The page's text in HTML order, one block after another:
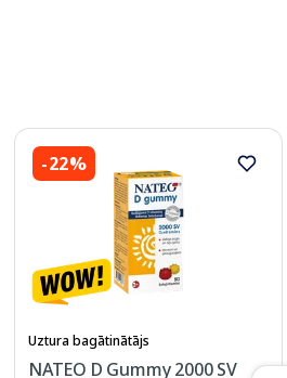
-22%
Uztura bagātinātājs
NATEO D Gummy 2000 SV